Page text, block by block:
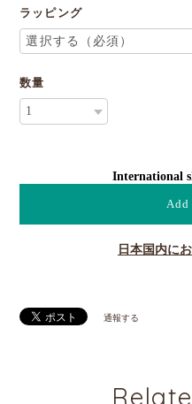
ラッピング
数量
International
日本国内に
通報する